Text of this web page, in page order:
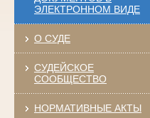
ЭЛЕКТРОННОМ ВИДЕ
О СУДЕ
СУДЕЙСКОЕ
СООБЩЕСТВО
НОРМАТИВНЫЕ АКТЫ